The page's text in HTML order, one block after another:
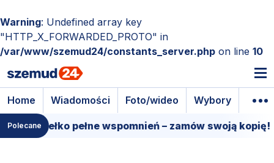
Warning: Undefined array key
"HTTP_X_FORWARDED_PROTO" in
/var/www/szemud24/constants_server.php on line 10
Home Wiadomości Foto/wideo Wybory
Polecane
pudełko pełne wspomnień – zamów swoją kopię!